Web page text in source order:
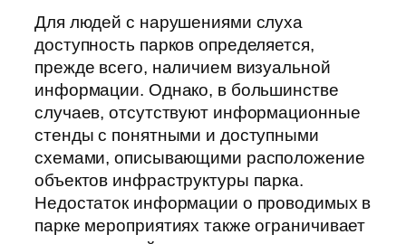
Для людей с нарушениями слуха
доступность парков определяется,
прежде всего, наличием визуальной
информации. Однако, в большинстве
случаев, отсутствуют информационные
стенды с понятными и доступными
схемами, описывающими расположение
объектов инфраструктуры парка.
Недостаток информации о проводимых в
парке мероприятиях также ограничивает